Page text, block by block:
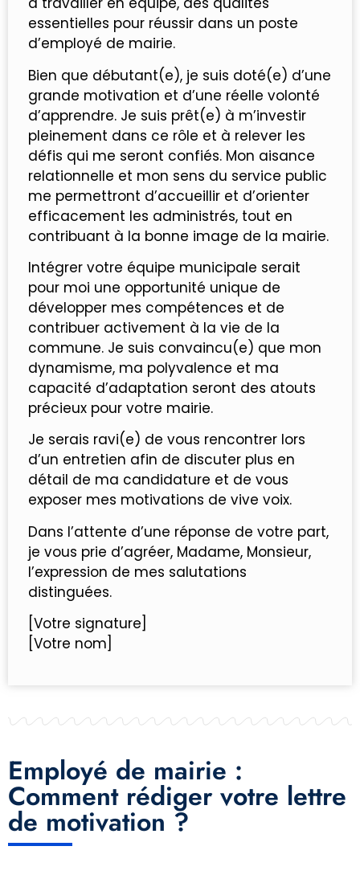
essentielles pour réussir dans un poste
d’employé de mairie.
Bien que débutant(e), je suis doté(e) d’une
grande motivation et d’une réelle volonté
d’apprendre. Je suis prêt(e) à m’investir
pleinement dans ce rôle et à relever les
défis qui me seront confiés. Mon aisance
relationnelle et mon sens du service public
me permettront d’accueillir et d’orienter
efficacement les administrés, tout en
contribuant à la bonne image de la mairie.
Intégrer votre équipe municipale serait
pour moi une opportunité unique de
développer mes compétences et de
contribuer activement à la vie de la
commune. Je suis convaincu(e) que mon
dynamisme, ma polyvalence et ma
capacité d’adaptation seront des atouts
précieux pour votre mairie.
Je serais ravi(e) de vous rencontrer lors
d’un entretien afin de discuter plus en
détail de ma candidature et de vous
exposer mes motivations de vive voix.
Dans l’attente d’une réponse de votre part,
je vous prie d’agréer, Madame, Monsieur,
l’expression de mes salutations
distinguées.
[Votre signature]
[Votre nom]
Employé de mairie :
Comment rédiger votre lettre
de motivation ?